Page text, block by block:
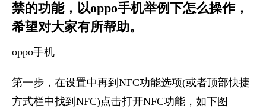
禁的功能，以oppo手机举例下怎么操作，
希望对大家有所帮助。
oppo手机
第一步，在设置中再到NFC功能选项(或者顶部快捷
方式栏中找到NFC)点击打开NFC功能，如下图